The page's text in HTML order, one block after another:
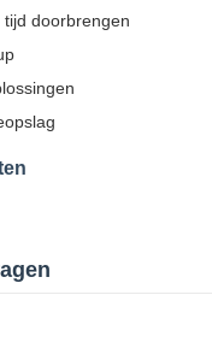
doorbrengen